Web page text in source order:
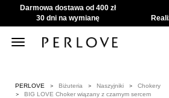
Darmowa dostawa od 400 zł
30 dni na wymianę
Toggle
PERLOVE Biżuteria Naszyjniki
Chokery
BIG LOVE Choker wiązany z czarnym sercem